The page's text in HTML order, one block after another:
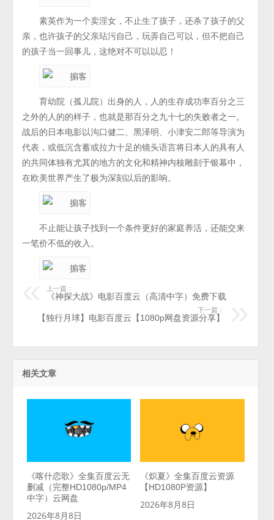
素英作为一个卖淫女，不止生了孩子，还杀了孩子的父
亲，也许孩子的父亲玷污自己，玩弄自己可以，但不把自己
的孩子当一回事儿，这绝对不可以以忍！
育幼院（孤儿院）出身的人，人的生存成功率百分之三
之外的人的的样子，也就是那百分之九十七的失败者之一。
战后的日本电影以沟口健二、黑泽明、小津安二郎等导演为
代表，或低沉含蓄或拉力十足的镜头语言将日本人的具有人
的共同体独有尤其的地方的文化和精神内核雕刻于银幕中，
在欧美世界产生了极为深刻以后的影响。
不止能让孩子找到一个条件更好的家庭养活，还能交来
一笔价不低的收入。
上一篇：
《神探大战》电影百度云（高清中字）免费下载
下一篇：
【独行月球】电影百度云【1080p网盘资源分享】
相关文章
《喀什恋歌》全集百度云无
删减（完整HD1080p/MP4
中字）云网盘
2026年8月8日
《炽夏》全集百度云资源
【HD1080P资源】
2026年8月8日